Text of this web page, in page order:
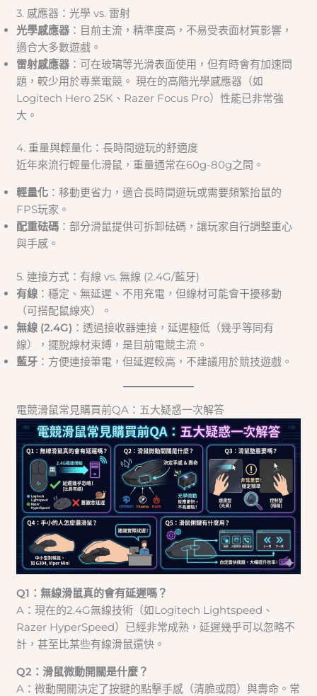
3. 感應器：光學 vs. 雷射
光學感應器 ：目前主流，精準度高，不易受表面材質影響，
適合大多數遊戲。
雷射感應器 ：可在玻璃等光滑表面使用，但有時會有加速問
題，較少用於專業電競。 現在的高階光學感應器（如
Logitech Hero 25K、Razer Focus Pro）性能已非常強
大。
4. 重量與輕量化：長時間遊玩的舒適度
近年來流行輕量化滑鼠，重量通常在60g-80g之間。
輕量化 ：移動更省力，適合長時間遊玩或需要頻繁抬鼠的
FPS玩家。
配重砝碼 ：部分滑鼠提供可拆卸砝碼，讓玩家自行調整重心
與手感。
5. 連接方式：有線 vs. 無線 (2.4G/藍牙)
有線 ：穩定、無延遲、不用充電，但線材可能會干擾移動
（可搭配鼠線夾）。
無線 (2.4G) ：透過接收器連接，延遲極低（幾乎等同有
線），擺脫線材束縛，是目前電競主流。
藍牙 ：方便連接筆電，但延遲較高，不建議用於競技遊戲。
電競滑鼠常見購買前QA：五大疑惑一次解答
Q1：無線滑鼠真的會有延遲嗎？
A：現在的2.4G無線技術（如Logitech Lightspeed、
Razer HyperSpeed）已經非常成熟，延遲幾乎可以忽略不
計，甚至比某些有線滑鼠還快。
Q2：滑鼠微動開關是什麼？
A：微動開關決定了按鍵的點擊手感（清脆或悶）與壽命。常